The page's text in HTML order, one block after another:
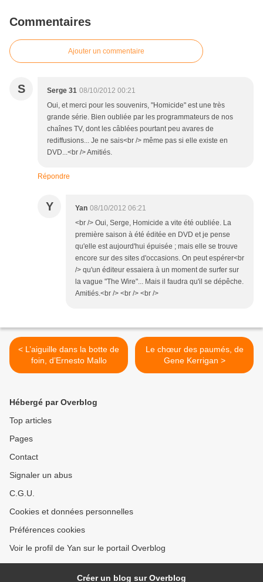
Commentaires
Ajouter un commentaire
S Serge 31 08/10/2012 00:21
Oui, et merci pour les souvenirs, "Homicide" est une très
grande série. Bien oubliée par les programmateurs de nos
chaînes TV, dont les câblées pourtant peu avares de
rediffusions... Je ne sais<br /> même pas si elle existe en
DVD...<br /> Amitiés.
Répondre
Y Yan 08/10/2012 06:21
<br /> Oui, Serge, Homicide a vite été oubliée. La
première saison à été éditée en DVD et je pense
qu'elle est aujourd'hui épuisée ; mais elle se trouve
encore sur des sites d'occasions. On peut espérer<br
/> qu'un éditeur essaiera à un moment de surfer sur
la vague "The Wire"... Mais il faudra qu'il se dépêche.
Amitiés.<br /> <br /> <br />
< L’aiguille dans la botte de
foin, d’Ernesto Mallo
Le chœur des paumés, de
Gene Kerrigan >
Hébergé par Overblog
Top articles
Pages
Contact
Signaler un abus
C.G.U.
Cookies et données personnelles
Préférences cookies
Voir le profil de Yan sur le portail Overblog
Créer un blog sur Overblog